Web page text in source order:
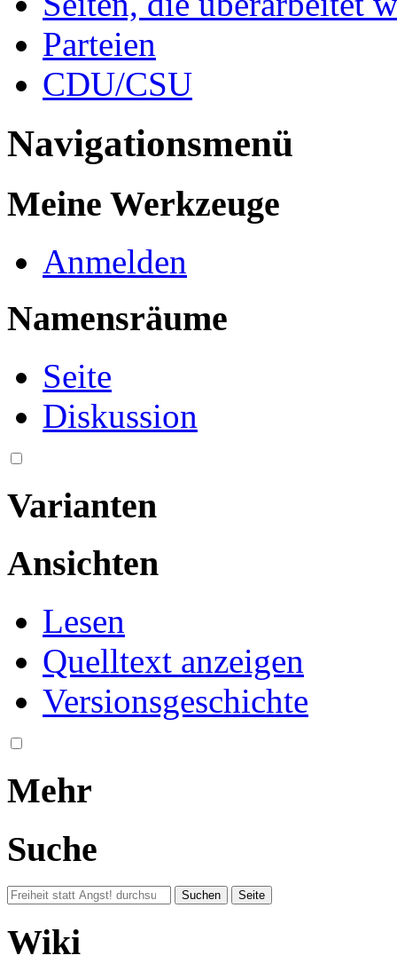
Parteien
CDU/CSU
Navigationsmenü
Meine Werkzeuge
Anmelden
Namensräume
Seite
Diskussion
Varianten
Ansichten
Lesen
Quelltext anzeigen
Versionsgeschichte
Mehr
Suche
Wiki